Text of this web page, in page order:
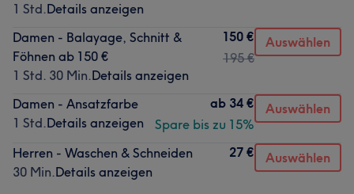
1 Std.Details anzeigen
Damen - Balayage, Schnitt &
Föhnen ab 150 €
1 Std. 30 Min.Details anzeigen
150 €
195 €
Auswählen
Damen - Ansatzfarbe
1 Std.Details anzeigen
ab 34 €
Spare bis zu 15%
Auswählen
Herren - Waschen & Schneiden
30 Min.Details anzeigen
27 € Auswählen